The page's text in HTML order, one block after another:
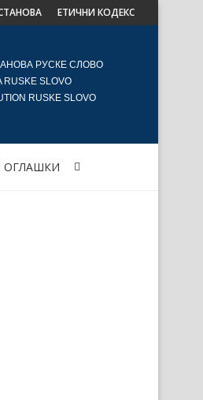
ЕТИЧНИ КОДЕКС
РУСКЕ СЛОВО
RUSKE SLOVO
RUSKE SLOVO
ОГЛАШКИ